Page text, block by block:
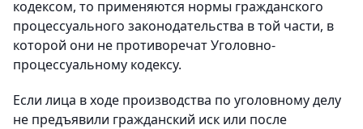
кодексом, то применяются нормы гражданского
процессуального законодательства в той части, в
которой они не противоречат Уголовно-
процессуальному кодексу.
Если лица в ходе производства по уголовному делу
не предъявили гражданский иск или после